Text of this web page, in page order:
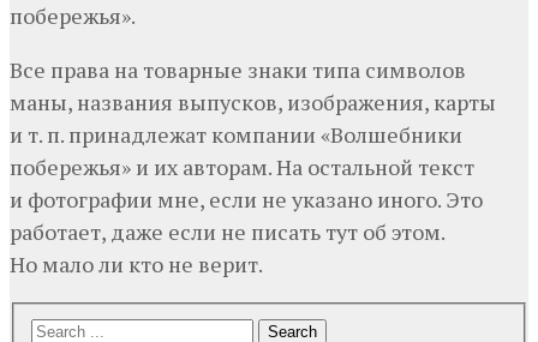
побережья».
Все права на товарные знаки типа символов
маны, названия выпусков, изображения, карты
и т. п. принадлежат компании «Волшебники
побережья» и их авторам. На остальной текст
и фотографии мне, если не указано иного. Это
работает, даже если не писать тут об этом.
Но мало ли кто не верит.
Search